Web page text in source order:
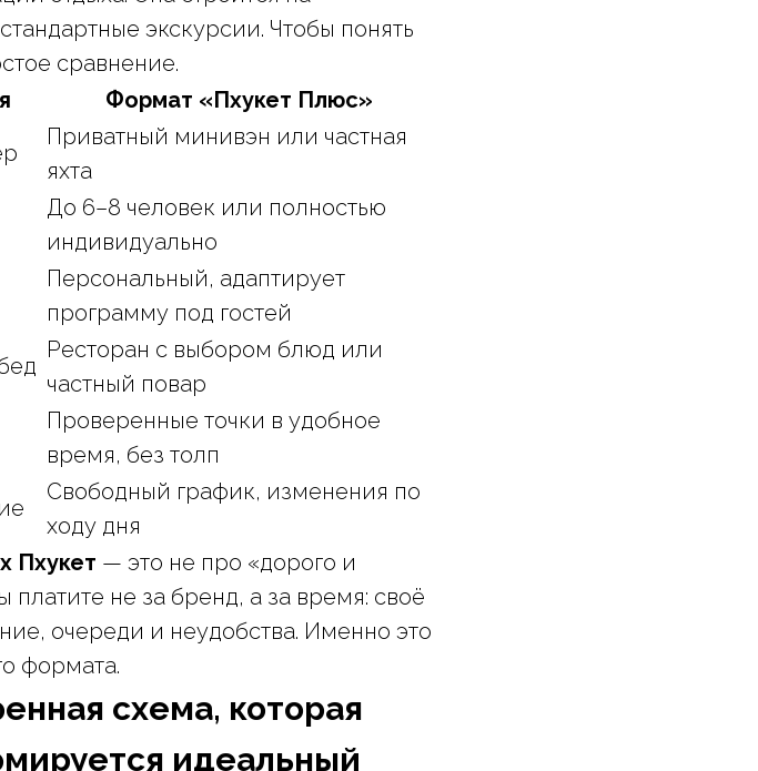
экскурсии. Чтобы понять
сравнение.
Формат «Пхукет Плюс»
Приватный минивэн или частная
яхта
До 6–8 человек или полностью
индивидуально
Персональный, адаптирует
программу под гостей
Ресторан с выбором блюд или
частный повар
Проверенные точки в удобное
время, без толп
Свободный график, изменения по
ходу дня
Пхукет — это не про «дорого и
платите не за бренд, а за время: своё
очереди и неудобства. Именно это
формата.
схема, которая
идеальный